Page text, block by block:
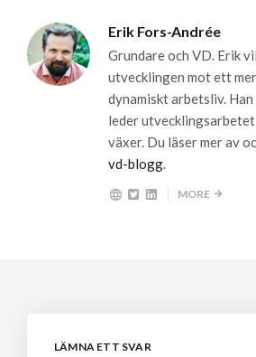
Erik Fors-Andrée
Grundare och VD. Erik
utvecklingen mot ett
dynamiskt arbetsliv.
leder
växer. Du läser mer av
vd-blogg.
MORE
LÄMNA ETT SVAR